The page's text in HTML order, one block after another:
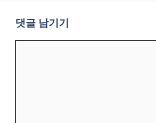
댓글 남기기